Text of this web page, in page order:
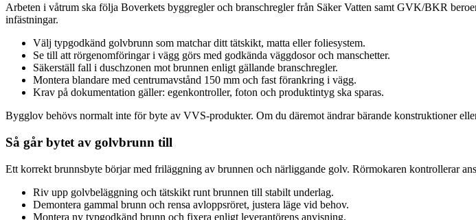
Arbeten i våtrum ska följa Boverkets byggregler och branschregler från Säker Vatten samt GVK/BKR
infästningar.
Välj typgodkänd golvbrunn som matchar ditt tätskikt, matta eller foliesystem.
Se till att rörgenomföringar i vägg görs med godkända väggdosor och manschetter.
Säkerställ fall i duschzonen mot brunnen enligt gällande branschregler.
Montera blandare med centrumavstånd 150 mm och fast förankring i vägg.
Krav på dokumentation gäller: egenkontroller, foton och produktintyg ska sparas.
Bygglov behövs normalt inte för byte av VVS-produkter. Om du däremot ändrar bärande konstruktioner
Så går bytet av golvbrunn till
Ett korrekt brunnsbyte börjar med friläggning av brunnen och närliggande golv. Rörmokaren kontrollerar
Riv upp golvbeläggning och tätskikt runt brunnen till stabilt underlag.
Demontera gammal brunn och rensa avloppsröret, justera läge vid behov.
Montera ny typgodkänd brunn och fixera enligt leverantörens anvisning.